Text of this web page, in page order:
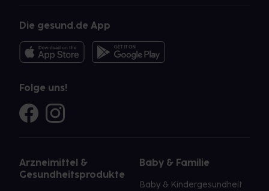
Die gesund.de App
Folge uns!
Arzneimittel &
Gesundheitsprodukte
Baby & Familie
Baby & Kindergesundheit